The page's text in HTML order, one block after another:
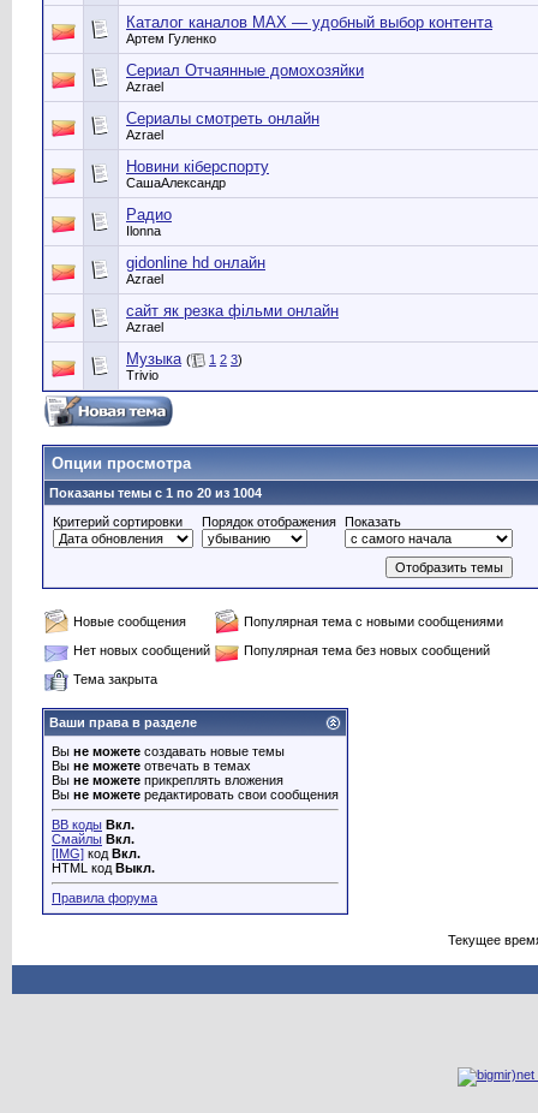
Каталог каналов MAX — удобный выбор контента
Артем Гуленко
Сериал Отчаянные домохозяйки
Azrael
Сериалы смотреть онлайн
Azrael
Новини кіберспорту
СашаАлександр
Радио
Ilonna
gidonline hd онлайн
Azrael
сайт як резка фільми онлайн
Azrael
Музыка ( 1 2 3)
Trivio
Опции просмотра
Показаны темы с 1 по 20 из 1004
Критерий сортировки
Порядок отображения Показать
Новые сообщения
Популярная тема с новыми сообщениями
Нет новых сообщений
Популярная тема без новых сообщений
Тема закрыта
Ваши права в разделе
Вы не можете создавать новые темы
Вы не можете отвечать в темах
Вы не можете прикреплять вложения
Вы не можете редактировать свои сообщения
BB коды Вкл.
Смайлы Вкл.
[IMG] код Вкл.
HTML код Выкл.
Правила форума
Текущее